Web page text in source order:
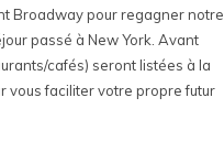
Broadway pour regagner notre
passé à New York. Avant
cafés) seront listées à la
vous faciliter votre propre futur